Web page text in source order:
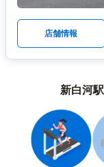
店舗情報
新白河